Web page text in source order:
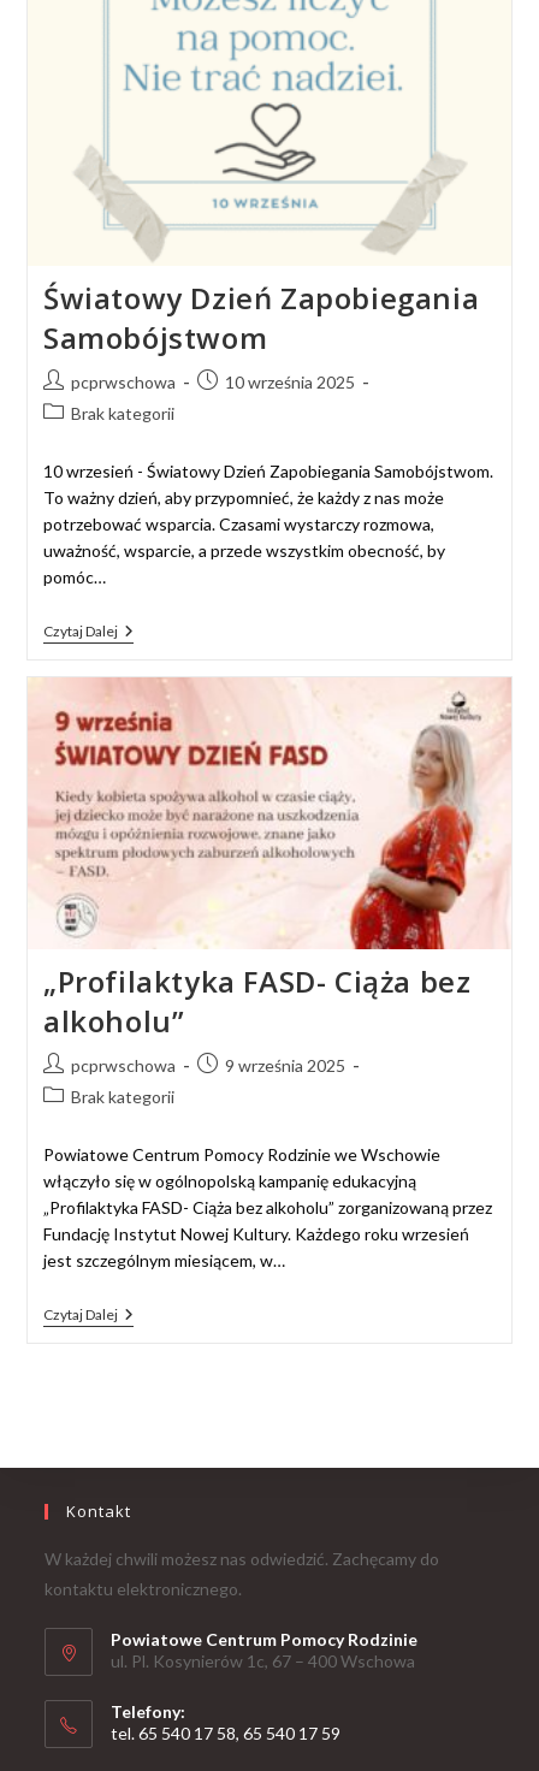
Światowy Dzień Zapobiegania
Samobójstwom
pcprwschowa
10 września 2025
Brak kategorii
10 wrzesień - Światowy Dzień Zapobiegania Samobójstwom.
To ważny dzień, aby przypomnieć, że każdy z nas może
potrzebować wsparcia. Czasami wystarczy rozmowa,
uważność, wsparcie, a przede wszystkim obecność, by
pomóc…
Czytaj Dalej
„Profilaktyka FASD- Ciąża bez
alkoholu”
pcprwschowa
9 września 2025
Brak kategorii
Powiatowe Centrum Pomocy Rodzinie we Wschowie
włączyło się w ogólnopolską kampanię edukacyjną
„Profilaktyka FASD- Ciąża bez alkoholu” zorganizowaną przez
Fundację Instytut Nowej Kultury. Każdego roku wrzesień
jest szczególnym miesiącem, w…
Czytaj Dalej
Kontakt
W każdej chwili możesz nas odwiedzić. Zachęcamy do
kontaktu elektronicznego.
Powiatowe Centrum Pomocy Rodzinie
ul. Pl. Kosynierów 1c, 67 – 400 Wschowa
Telefony:
tel. 65 540 17 58, 65 540 17 59